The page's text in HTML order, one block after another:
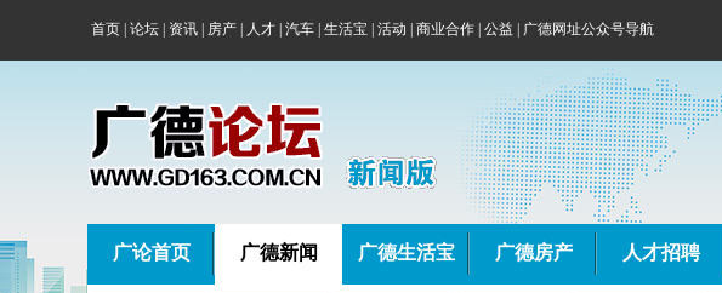
首页 论坛 资讯 房产 人才 汽车 生活宝 活动 商业合作 公益 广德网址公众号导航
广论首页 广德新闻 广德生活宝 广德房产 人才招聘